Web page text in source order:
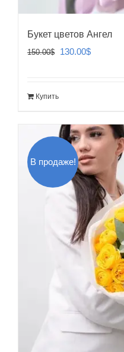
Букет цветов Ангел
150.00$
Первоначальная
130.00$Текущая
Купить
В продаже!